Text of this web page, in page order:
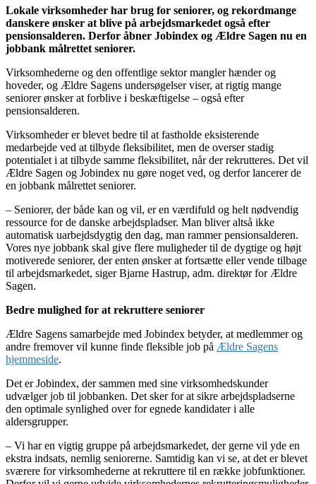
Lokale virksomheder har brug for seniorer, og rekordmange
danskere ønsker at blive på arbejdsmarkedet også efter
pensionsalderen. Derfor åbner Jobindex og Ældre Sagen nu en
jobbank målrettet seniorer.
Virksomhederne og den offentlige sektor mangler hænder og
hoveder, og Ældre Sagens undersøgelser viser, at rigtig mange
seniorer ønsker at forblive i beskæftigelse – også efter
pensionsalderen.
Virksomheder er blevet bedre til at fastholde eksisterende
medarbejde ved at tilbyde fleksibilitet, men de overser stadig
potentialet i at tilbyde samme fleksibilitet, når der rekrutteres. Det vil
Ældre Sagen og Jobindex nu gøre noget ved, og derfor lancerer de
en jobbank målrettet seniorer.
– Seniorer, der både kan og vil, er en værdifuld og helt nødvendig
ressource for de danske arbejdspladser. Man bliver altså ikke
automatisk uarbejdsdygtig den dag, man rammer pensionsalderen.
Vores nye jobbank skal give flere muligheder til de dygtige og højt
motiverede seniorer, der enten ønsker at fortsætte eller vende tilbage
til arbejdsmarkedet, siger Bjarne Hastrup, adm. direktør for Ældre
Sagen.
Bedre mulighed for at rekruttere seniorer
Ældre Sagens samarbejde med Jobindex betyder, at medlemmer og
andre fremover vil kunne finde fleksible job på Ældre Sagens
hjemmeside.
Det er Jobindex, der sammen med sine virksomhedskunder
udvælger job til jobbanken. Det sker for at sikre arbejdspladserne
den optimale synlighed over for egnede kandidater i alle
aldersgrupper.
– Vi har en vigtig gruppe på arbejdsmarkedet, der gerne vil yde en
ekstra indsats, nemlig seniorerne. Samtidig kan vi se, at det er blevet
sværere for virksomhederne at rekruttere til en række jobfunktioner.